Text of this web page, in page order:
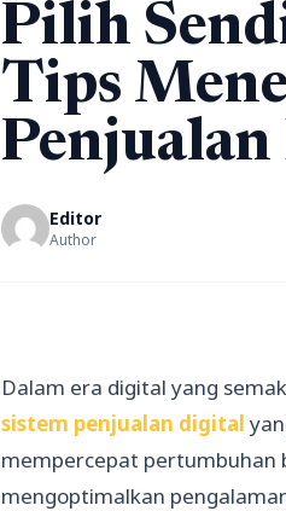
Pilih
Tips
Editor
Author
Dalam era digital yang
sistem penjualan digital
mempercepat pertumbuhan
mengoptimalkan